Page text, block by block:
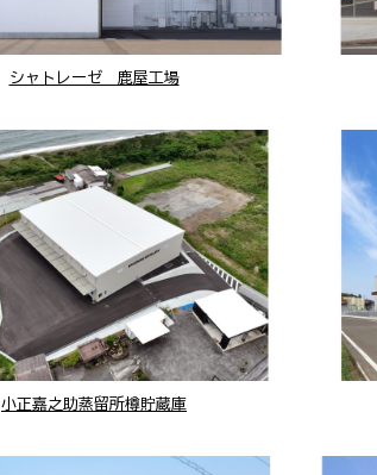
シャトレーゼ 鹿屋工場
小正嘉之助蒸留所樽貯蔵庫